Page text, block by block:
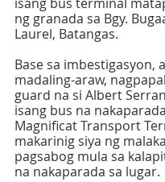
ng granada sa Bgy.
Laurel, Batangas.
Base sa imbestigasyon,
madaling-araw,
guard na si Albert
isang bus na
Magnificat Transport
makarinig siya ng
pagsabog mula sa
na nakaparada sa lugar.